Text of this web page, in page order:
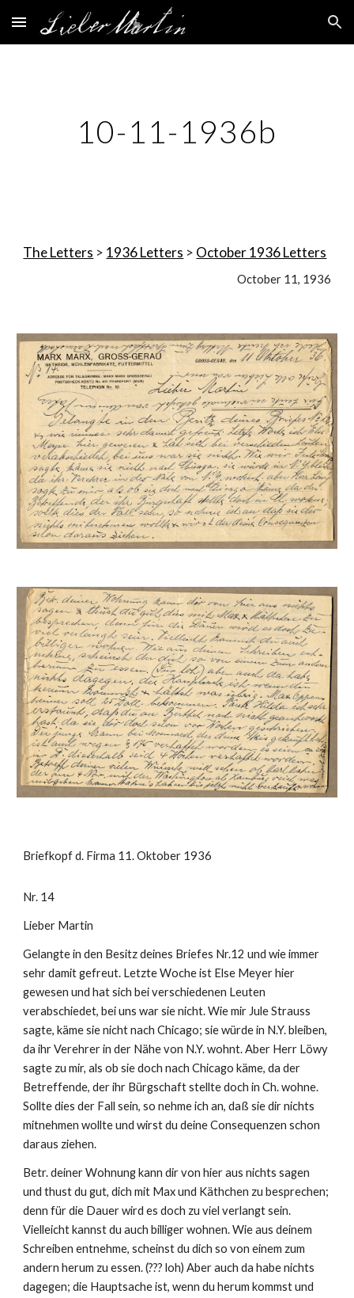
Skip to main content Skip to navigation
10-11-1936b
The Letters > 1936 Letters > October 1936 Letters
October 11, 1936
Briefkopf d. Firma 11. Oktober 1936
Nr. 14
Lieber Martin
Gelangte in den Besitz deines Briefes Nr.12 und wie immer
sehr damit gefreut. Letzte Woche ist Else Meyer hier
gewesen und hat sich bei verschiedenen Leuten
verabschiedet, bei uns war sie nicht. Wie mir Jule Strauss
sagte, käme sie nicht nach Chicago; sie würde in N.Y. bleiben,
da ihr Verehrer in der Nähe von N.Y. wohnt. Aber Herr Löwy
sagte zu mir, als ob sie doch nach Chicago käme, da der
Betreffende, der ihr Bürgschaft stellte doch in Ch. wohne.
Sollte dies der Fall sein, so nehme ich an, daß sie dir nichts
mitnehmen wollte und wirst du deine Consequenzen schon
daraus ziehen.
Betr. deiner Wohnung kann dir von hier aus nichts sagen
und thust du gut, dich mit Max und Käthchen zu besprechen;
denn für die Dauer wird es doch zu viel verlangt sein.
Vielleicht kannst du auch billiger wohnen. Wie aus deinem
Schreiben entnehme, scheinst du dich so von einem zum
andern herum zu essen. (??? loh) Aber auch da habe nichts
dagegen; die Hauptsache ist, wenn du herum kommst und